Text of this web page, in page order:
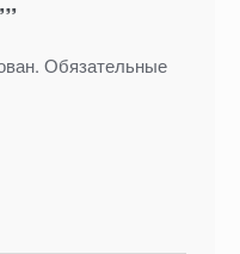
Обязательные